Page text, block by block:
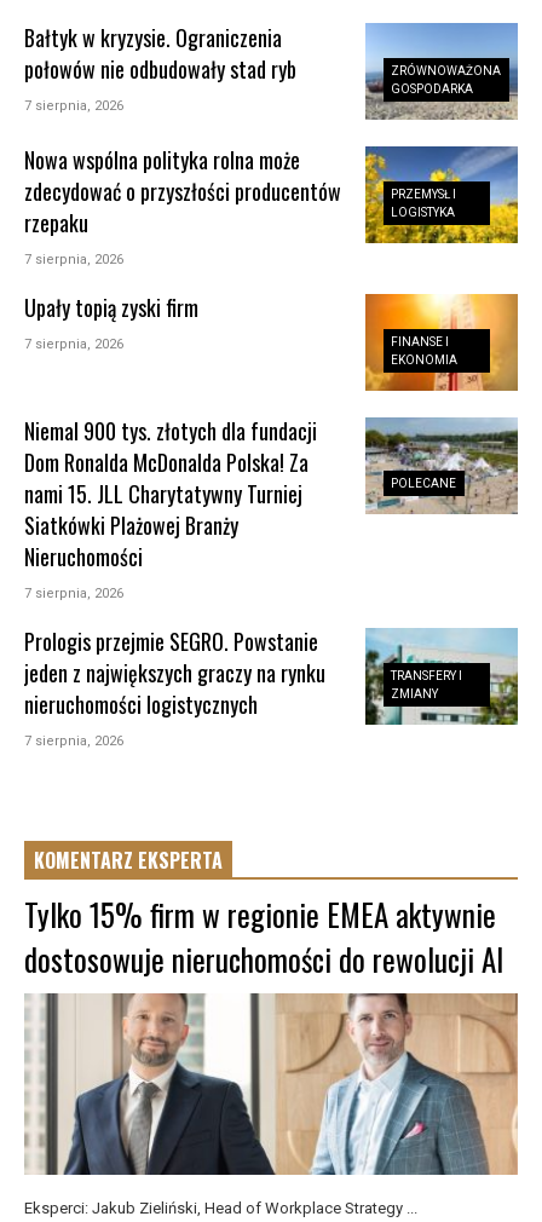
ZRÓWNOWAŻONA
GOSPODARKA
Bałtyk w kryzysie. Ograniczenia
połowów nie odbudowały stad ryb
7 sierpnia, 2026
PRZEMYSŁ I
LOGISTYKA
Nowa wspólna polityka rolna może
zdecydować o przyszłości producentów
rzepaku
7 sierpnia, 2026
FINANSE I
EKONOMIA
Upały topią zyski firm
7 sierpnia, 2026
POLECANE
Niemal 900 tys. złotych dla fundacji
Dom Ronalda McDonalda Polska! Za
nami 15. JLL Charytatywny Turniej
Siatkówki Plażowej Branży
Nieruchomości
7 sierpnia, 2026
TRANSFERY I
ZMIANY
Prologis przejmie SEGRO. Powstanie
jeden z największych graczy na rynku
nieruchomości logistycznych
7 sierpnia, 2026
KOMENTARZ EKSPERTA
Tylko 15% firm w regionie EMEA aktywnie
dostosowuje nieruchomości do rewolucji AI
Eksperci: Jakub Zieliński, Head of Workplace Strategy ...